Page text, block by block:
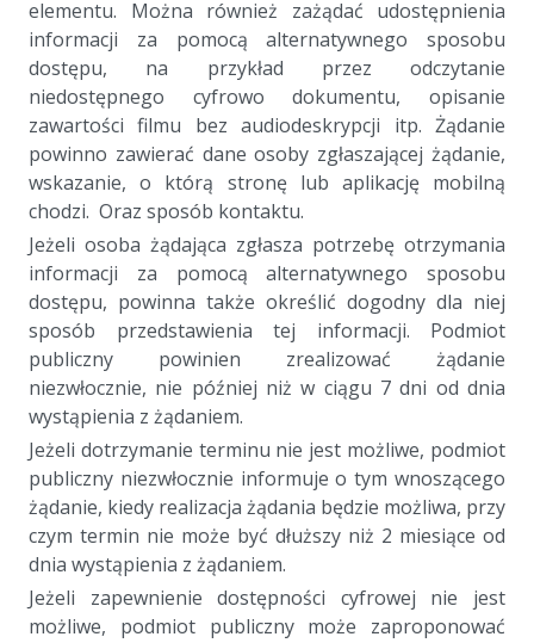
elementu. Można również zażądać udostępnienia
informacji za pomocą alternatywnego sposobu
dostępu, na przykład przez odczytanie
niedostępnego cyfrowo dokumentu, opisanie
zawartości filmu bez audiodeskrypcji itp. Żądanie
powinno zawierać dane osoby zgłaszającej żądanie,
wskazanie, o którą stronę lub aplikację mobilną
chodzi. Oraz sposób kontaktu.
Jeżeli osoba żądająca zgłasza potrzebę otrzymania
informacji za pomocą alternatywnego sposobu
dostępu, powinna także określić dogodny dla niej
sposób przedstawienia tej informacji. Podmiot
publiczny powinien zrealizować żądanie
niezwłocznie, nie później niż w ciągu 7 dni od dnia
wystąpienia z żądaniem.
Jeżeli dotrzymanie terminu nie jest możliwe, podmiot
publiczny niezwłocznie informuje o tym wnoszącego
żądanie, kiedy realizacja żądania będzie możliwa, przy
czym termin nie może być dłuższy niż 2 miesiące od
dnia wystąpienia z żądaniem.
Jeżeli zapewnienie dostępności cyfrowej nie jest
możliwe, podmiot publiczny może zaproponować